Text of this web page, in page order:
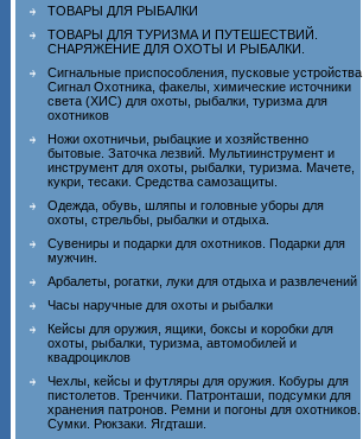
ТОВАРЫ ДЛЯ РЫБАЛКИ
ТОВАРЫ ДЛЯ ТУРИЗМА И ПУТЕШЕСТВИЙ.
СНАРЯЖЕНИЕ ДЛЯ ОХОТЫ И РЫБАЛКИ.
Сигнальные приспособления, пусковые устройства
Сигнал Охотника, факелы, химические источники
света (ХИС) для охоты, рыбалки, туризма для
охотников
Ножи охотничьи, рыбацкие и хозяйственно
бытовые. Заточка лезвий. Мультиинструмент и
инструмент для охоты, рыбалки, туризма. Мачете,
кукри, тесаки. Средства самозащиты.
Одежда, обувь, шляпы и головные уборы для
охоты, стрельбы, рыбалки и отдыха.
Сувениры и подарки для охотников. Подарки для
мужчин.
Арбалеты, рогатки, луки для отдыха и развлечений
Часы наручные для охоты и рыбалки
Кейсы для оружия, ящики, боксы и коробки для
охоты, рыбалки, туризма, автомобилей и
квадроциклов
Чехлы, кейсы и футляры для оружия. Кобуры для
пистолетов. Тренчики. Патронташи, подсумки для
хранения патронов. Ремни и погоны для охотников.
Сумки. Рюкзаки. Ягдташи.